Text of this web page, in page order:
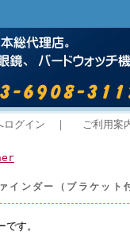
ログイン ｜ ご利用案
ンダー（ブラケット
す。